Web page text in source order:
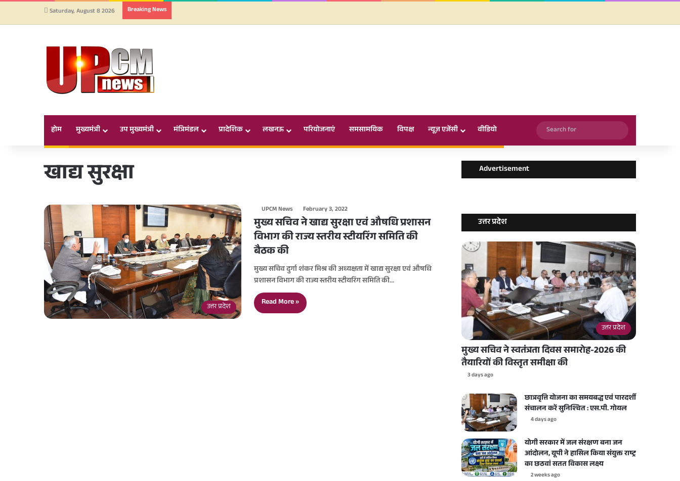
Saturday, August 8 2026 Breaking News
होम मुख्यमंत्री उप मुख्यमंत्री मंत्रिमंडल प्रादेशिक लखनऊ परियोजनाएं समसामयिक विपक्ष न्यूज़ एजेंसी वीडियो
Search
for
खाद्य सुरक्षा
उत्तर प्रदेश
UPCM News February 3, 2022
मुख्य सचिव ने खाद्य सुरक्षा एवं औषधि प्रशासन
विभाग की राज्य स्तरीय स्टीयरिंग समिति की
बैठक की
मुख्य सचिव दुर्गा शंकर मिश्र की अध्यक्षता में खाद्य सुरक्षा एवं औषधि
प्रशासन विभाग की राज्य स्तरीय स्टीयरिंग समिति की…
Read More »
Advertisement
उत्तर प्रदेश
उत्तर प्रदेश
मुख्य सचिव ने स्वतंत्रता दिवस समारोह-2026 की
तैयारियों की विस्तृत समीक्षा की
3 days ago
छात्रवृत्ति योजना का समयबद्ध एवं पारदर्शी
संचालन करें सुनिश्चित : एस.पी. गोयल
4 days ago
योगी सरकार में जल संरक्षण बना जन
आंदोलन, यूपी ने हासिल किया संयुक्त राष्ट्र
का छठवां सतत विकास लक्ष्य
2 weeks ago